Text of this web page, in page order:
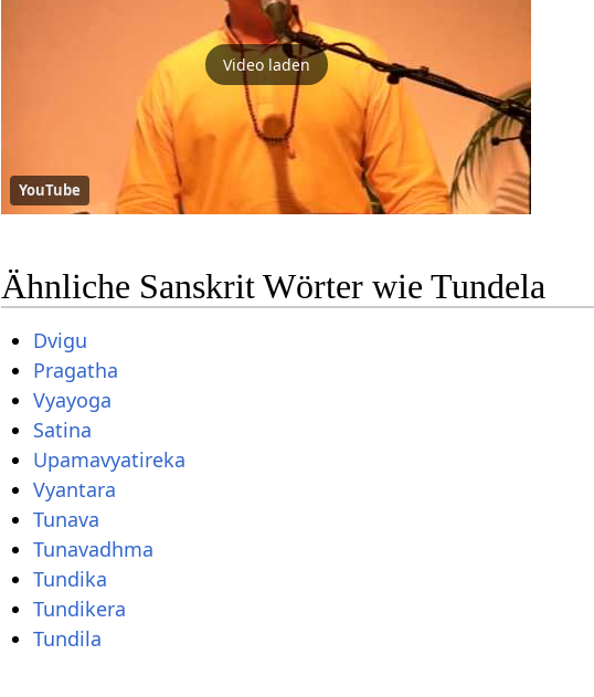
Video laden
YouTube
Ähnliche Sanskrit Wörter wie Tundela
Dvigu
Pragatha
Vyayoga
Satina
Upamavyatireka
Vyantara
Tunava
Tunavadhma
Tundika
Tundikera
Tundila